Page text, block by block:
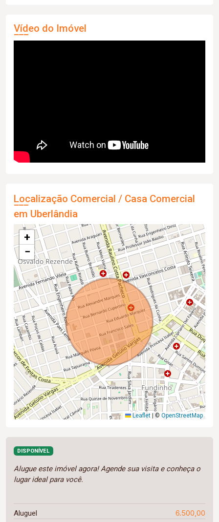
Vídeo do Imóvel
Localização Comercial / Casa Comercial
em Uberlândia
+
−
Leaflet © OpenStreetMap
DISPONÍVEL
Alugue este imóvel agora! Agende sua visita e conheça o
lugar ideal para você.
Aluguel 6.500,00